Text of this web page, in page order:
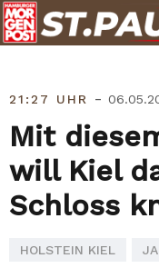
Skip
to
21:27 UHR -
Mit
will Kiel
Schloss
HOLSTEIN KIEL